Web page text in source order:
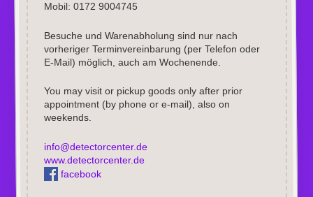
Mobil: 0172 9004745
Besuche und Warenabholung sind nur nach
vorheriger Terminvereinbarung (per Telefon oder
E-Mail) möglich, auch am Wochenende.
You may visit or pickup goods only after prior
appointment (by phone or e-mail), also on
weekends.
info@detectorcenter.de
www.detectorcenter.de
facebook